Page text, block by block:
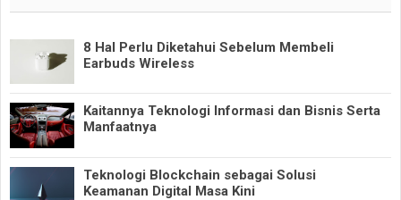
8 Hal Perlu Diketahui Sebelum Membeli
Earbuds Wireless
Kaitannya Teknologi Informasi dan Bisnis Serta
Manfaatnya
Teknologi Blockchain sebagai Solusi
Keamanan Digital Masa Kini